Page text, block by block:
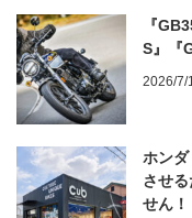
『
S』『
2026/7/
ホン
させ
せん！